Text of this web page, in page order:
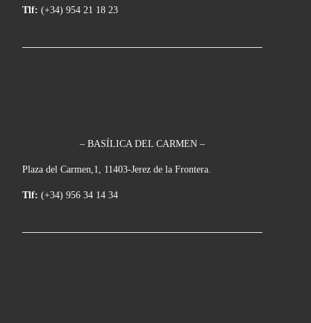
Tlf: (+34) 954 21 18 23
– BASÍLICA DEL CARMEN –
Plaza del Carmen,1, 11403-Jerez de la Frontera.
Tlf: (+34) 956 34 14 34